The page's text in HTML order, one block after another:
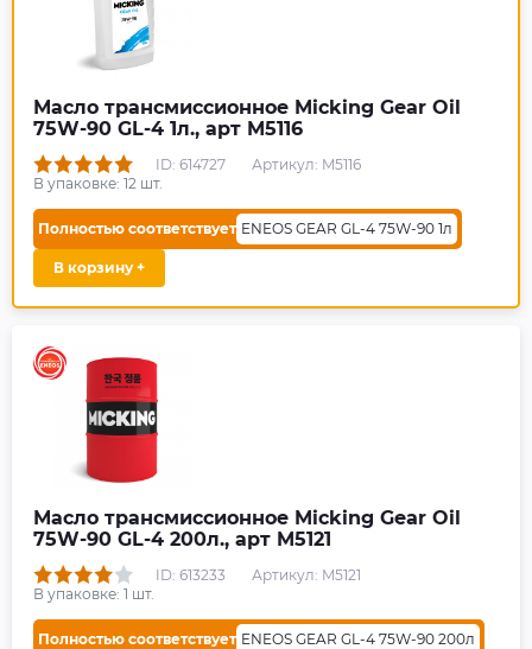
Масло трансмиссионное Micking Gear Oil
75W-90 GL-4 1л., арт M5116
ID: 614727
Артикул: M5116
В упаковке: 12 шт.
Полностью соответствует ENEOS GEAR GL-4 75W-90 1л
В корзину +
Масло трансмиссионное Micking Gear Oil
75W-90 GL-4 200л., арт M5121
ID: 613233
Артикул: M5121
В упаковке: 1 шт.
Полностью соответствует ENEOS GEAR GL-4 75W-90 200л